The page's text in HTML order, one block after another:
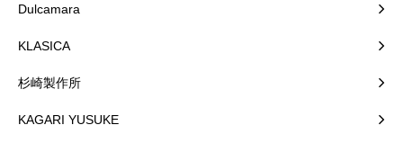
Dulcamara
KLASICA
杉崎製作所
KAGARI YUSUKE